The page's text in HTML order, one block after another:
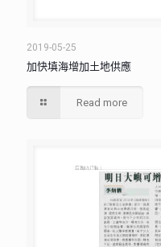
2019-05-25
加快填海增加土地供應
Read more